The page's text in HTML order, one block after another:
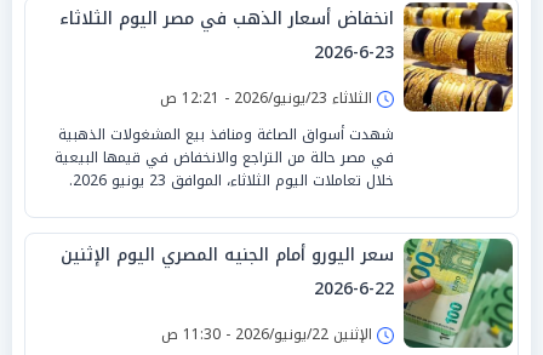
انخفاض أسعار الذهب في مصر اليوم الثلاثاء
23-6-2026
الثلاثاء 23/يونيو/2026 - 12:21 ص
شهدت أسواق الصاغة ومنافذ بيع المشغولات الذهبية
في مصر حالة من التراجع والانخفاض في قيمها البيعية
خلال تعاملات اليوم الثلاثاء، الموافق 23 يونيو 2026.
سعر اليورو أمام الجنيه المصري اليوم الإثنين
22-6-2026
الإثنين 22/يونيو/2026 - 11:30 ص